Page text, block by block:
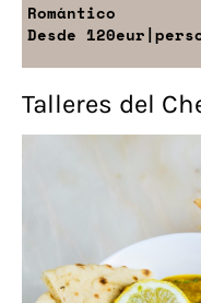
Romántico
Desde 120eur
Talleres del